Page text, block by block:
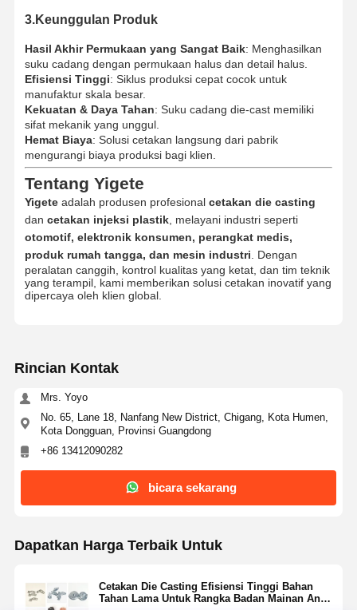
Rumah Produk Tentang Kita
Wisata
Pabrik
Bicara
Sekarang
Cetakan Injeksi Plastik
Cetakan peralatan rumah tangga
Cetakan Injeksi Medis
3.Keunggulan Produk
Hasil Akhir Permukaan yang Sangat Baik: Menghasilkan
suku cadang dengan permukaan halus dan detail halus.
Efisiensi Tinggi: Siklus produksi cepat cocok untuk
manufaktur skala besar.
Kekuatan & Daya Tahan: Suku cadang die-cast memiliki
sifat mekanik yang unggul.
Hemat Biaya: Solusi cetakan langsung dari pabrik
mengurangi biaya produksi bagi klien.
Tentang Yigete
Yigeteadalah produsen profesional cetakan die casting
dan cetakan injeksi plastik, melayani industri seperti
otomotif, elektronik konsumen, perangkat medis,
produk rumah tangga, dan mesin industri . Dengan
peralatan canggih, kontrol kualitas yang ketat, dan tim teknik
yang terampil, kami memberikan solusi cetakan inovatif yang
dipercaya oleh klien global.
Rincian Kontak
Mrs. Yoyo
No. 65, Lane 18, Nanfang New District, Chigang, Kota Humen,
Kota Dongguan, Provinsi Guangdong
+86 13412090282
bicara sekarang
Dapatkan Harga Terbaik Untuk
Cetakan Die Casting Efisiensi Tinggi Bahan
Tahan Lama Untuk Rangka Badan Mainan Anak-